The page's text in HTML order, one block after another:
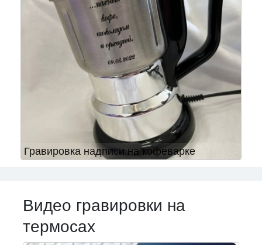
Гравировка надписи на кофеварке
Видео гравировки на
термосах